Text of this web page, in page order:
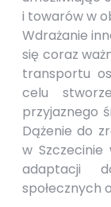
i towarów w
Wdrażanie
się coraz
transportu
celu
przyjaznego
Dążenie do
w Szczecinie
adaptacji
społecznych